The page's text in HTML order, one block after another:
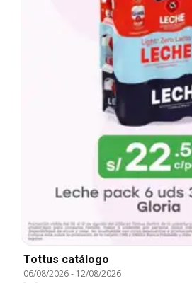
Tottus catálogo
06/08/2026- 12/08/2026